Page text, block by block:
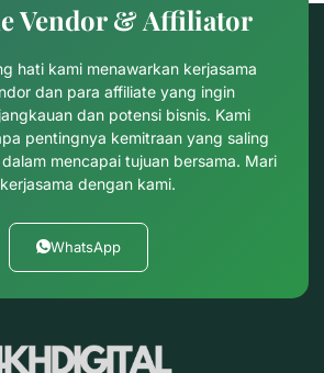
Vendor & Affiliator
hati kami menawarkan kerjasama
dan para affiliate yang ingin
dan potensi bisnis. Kami
pentingnya kemitraan yang saling
mencapai tujuan bersama. Mari
dengan kami.
WhatsApp